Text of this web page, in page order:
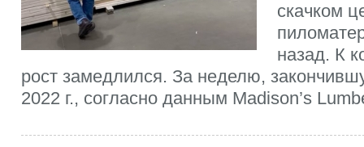
скачком
назад. К
рост замедлился. За неделю,
2022 г., согласно данным Madison’s